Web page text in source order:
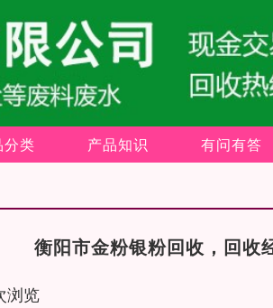
分类 产品知识 有问有答
衡阳市金粉银粉回收，回收
浏览